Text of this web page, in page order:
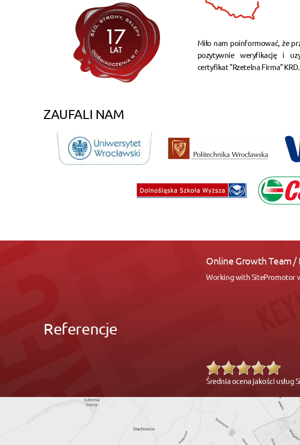
Miło nam poinformować, że
pozytywnie weryfikację i
certyfikat "Rzetelna Firma" KRD.
ZAUFALI NAM
Referencje
FHU TOKARCZYK /
Z przyjemnością informuję,
Średnia ocena jakości